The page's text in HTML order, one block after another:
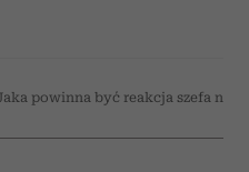
powinna być reakcja szefa na